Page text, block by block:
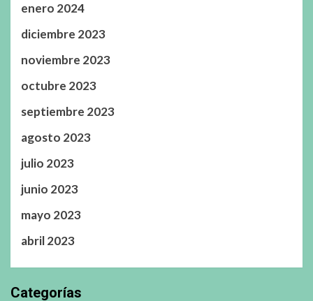
enero 2024
diciembre 2023
noviembre 2023
octubre 2023
septiembre 2023
agosto 2023
julio 2023
junio 2023
mayo 2023
abril 2023
Categorías